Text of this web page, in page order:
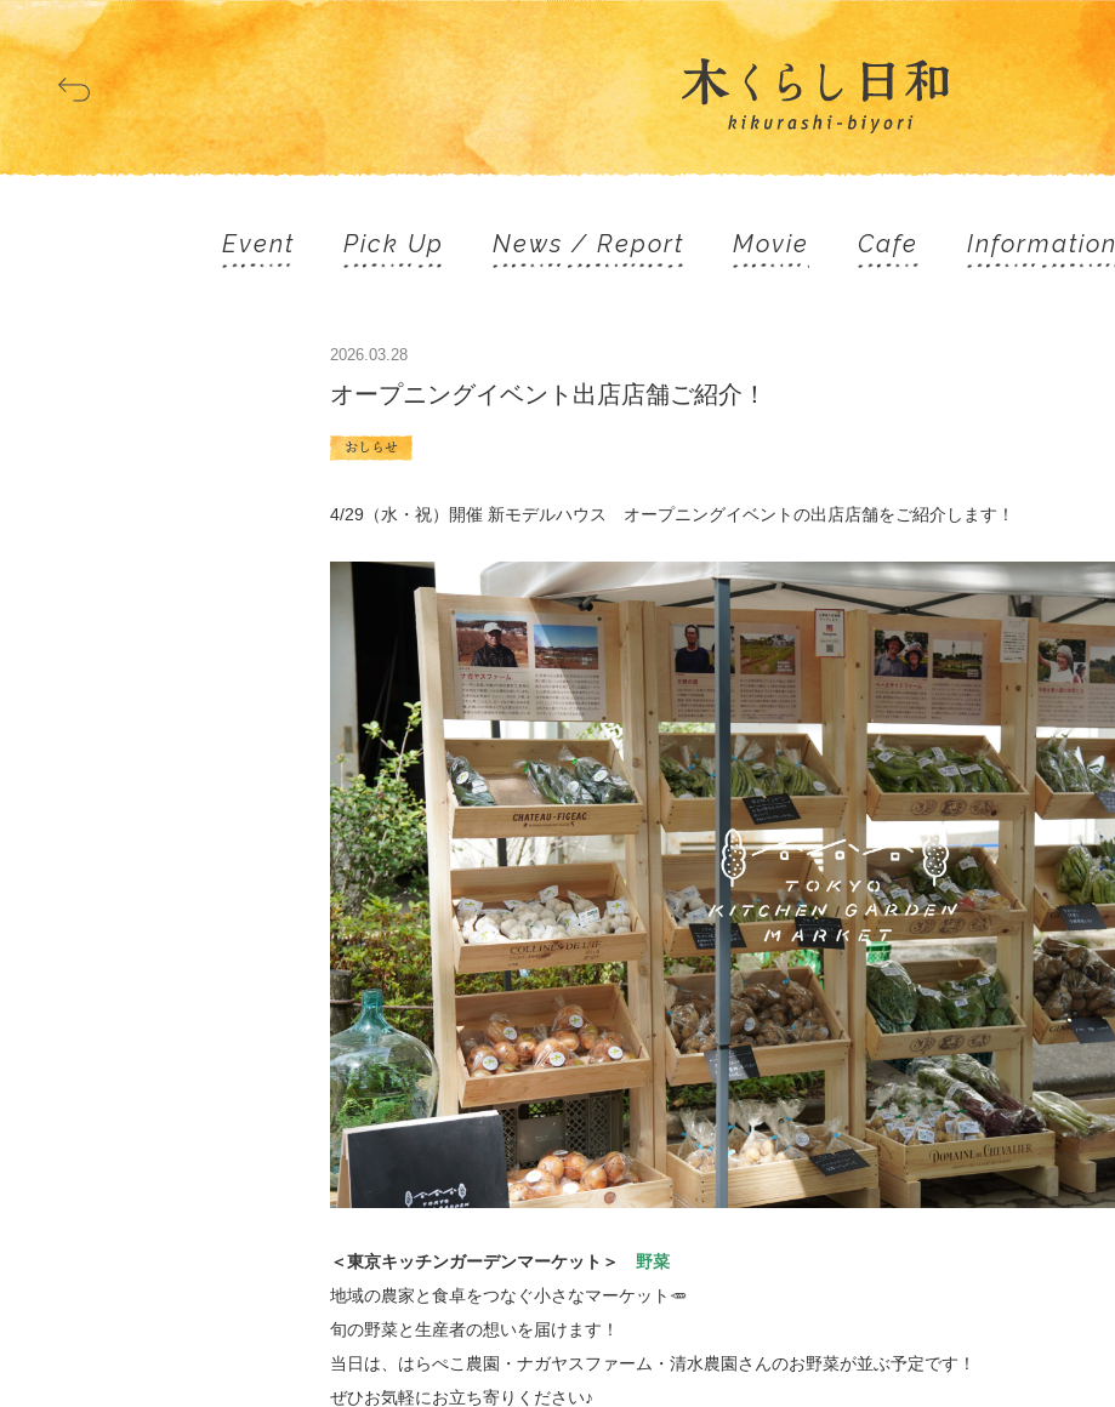
Event Pick Up News / Report Movie Cafe Information
2026.03.28
オープニングイベント出店店舗ご紹介！
おしらせ
4/29（水・祝）開催 新モデルハウス オープニングイベントの出店店舗をご紹介します！
＜東京キッチンガーデンマーケット＞
野菜
地域の農家と食卓をつなぐ小さなマーケット🥕
旬の野菜と生産者の想いを届けます！
当日は、はらぺこ農園・ナガヤスファーム・清水農園さんのお野菜が並ぶ予定です！
ぜひお気軽にお立ち寄りください♪